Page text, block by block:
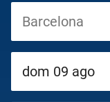
Cruzeiros